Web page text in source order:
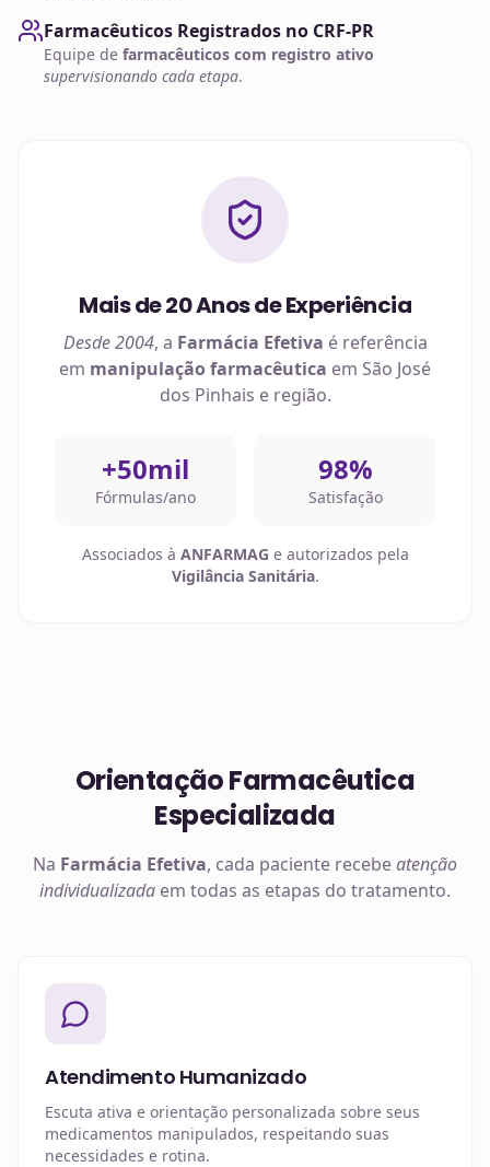
Farmacêuticos Registrados no CRF-PR
Equipe de farmacêuticos com registro ativo
supervisionando cada etapa.
Mais de 20 Anos de Experiência
Desde 2004, a Farmácia Efetiva é referência
em manipulação farmacêutica em São José
dos Pinhais e região.
+50mil
Fórmulas/ano
98%
Satisfação
Associados à ANFARMAG e autorizados pela
Vigilância Sanitária.
Orientação Farmacêutica
Especializada
Na Farmácia Efetiva, cada paciente recebeatenção
individualizada em todas as etapas do tratamento.
Atendimento Humanizado
Escuta ativa e orientação personalizada sobre seus
medicamentos manipulados, respeitando suas
necessidades e rotina.